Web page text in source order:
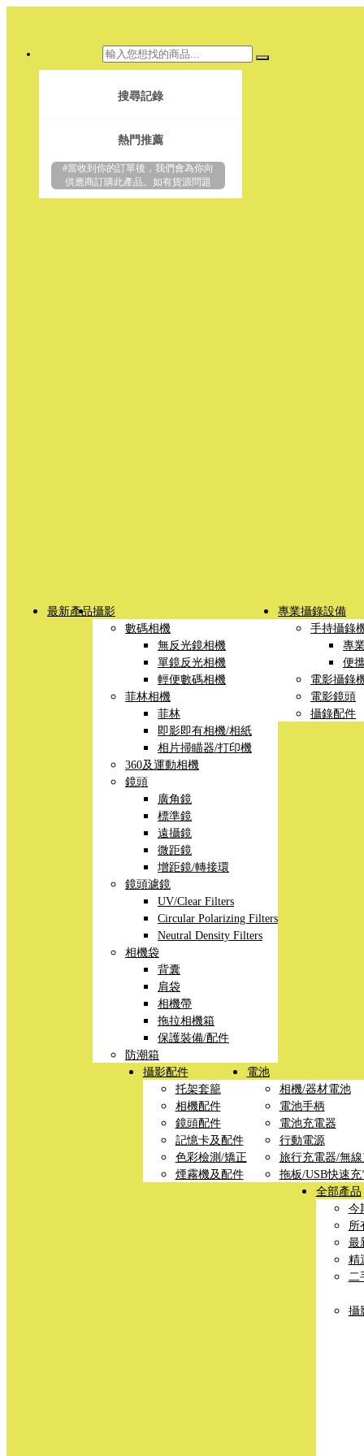
搜尋記錄
熱門推薦
#當收到你的訂單後，我們會為你向
供應商訂購此產品。如有貨源問題
最新產品攝影
數碼相機
無反光鏡相機
單鏡反光相機
輕便數碼相機
菲林相機
菲林
即影即有相機/相紙
相片掃瞄器/打印機
360及運動相機
鏡頭
廣角鏡
標準鏡
遠攝鏡
微距鏡
增距鏡/轉接環
鏡頭濾鏡
UV/Clear Filters
Circular Polarizing Filters
Neutral Density Filters
相機袋
背囊
肩袋
相機帶
拖拉相機箱
保護裝備/配件
防潮箱
專業攝錄設備
手持攝錄
專
便
電影攝錄
電影鏡頭
攝錄配件
攝影配件
托架套籠
相機配件
鏡頭配件
記憶卡及配件
色彩檢測/矯正
煙霧機及配件
電池
相機/器材電池
電池手柄
電池充電器
行動電源
旅行充電器/無
拖板/USB快速充
全部產品
今
所
最
精
二
攝